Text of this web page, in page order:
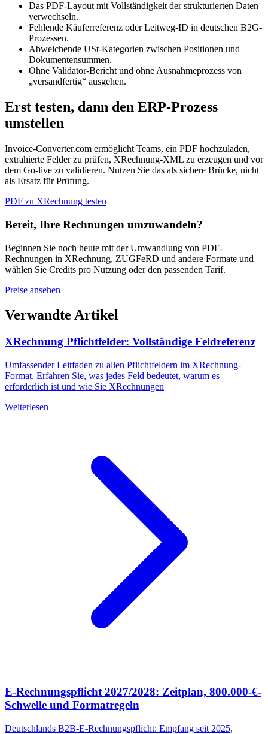
Das PDF-Layout mit Vollständigkeit der strukturierten Daten
verwechseln.
Fehlende Käuferreferenz oder Leitweg-ID in deutschen B2G-
Prozessen.
Abweichende USt-Kategorien zwischen Positionen und
Dokumentensummen.
Ohne Validator-Bericht und ohne Ausnahmeprozess von
„versandfertig“ ausgehen.
Erst testen, dann den ERP-Prozess
umstellen
Invoice-Converter.com ermöglicht Teams, ein PDF hochzuladen,
extrahierte Felder zu prüfen, XRechnung-XML zu erzeugen und vor
dem Go-live zu validieren. Nutzen Sie das als sichere Brücke, nicht
als Ersatz für Prüfung.
PDF zu XRechnung testen
Bereit, Ihre Rechnungen umzuwandeln?
Beginnen Sie noch heute mit der Umwandlung von PDF-
Rechnungen in XRechnung, ZUGFeRD und andere Formate und
wählen Sie Credits pro Nutzung oder den passenden Tarif.
Preise ansehen
Verwandte Artikel
XRechnung Pflichtfelder: Vollständige Feldreferenz
Umfassender Leitfaden zu allen Pflichtfeldern im XRechnung-
Format. Erfahren Sie, was jedes Feld bedeutet, warum es
erforderlich ist und wie Sie XRechnungen
Weiterlesen
E-Rechnungspflicht 2027/2028: Zeitplan, 800.000-€-
Schwelle und Formatregeln
Deutschlands B2B-E-Rechnungspflicht: Empfang seit 2025,